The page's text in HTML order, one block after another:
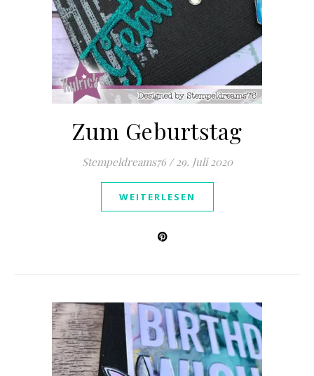
Zum Geburtstag
Stempeldreams76 / 29. Juli 2020
WEITERLESEN